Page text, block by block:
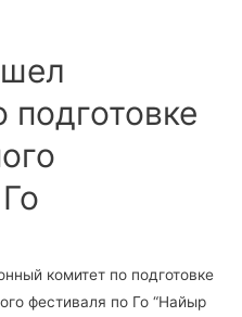
подготовке
комитет по подготовке
фестиваля по Го “Найыр